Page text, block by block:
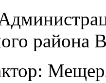
района